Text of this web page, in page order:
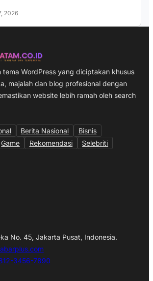
2026
tema WordPress yang diciptakan khusus
majalah dan blog profesional dengan
website lebih ramah oleh search
Berita Nasional
Bisnis
Game Rekomendasi
Selebriti
No. 45, Jakarta Pusat, Indonesia.
3456-7890